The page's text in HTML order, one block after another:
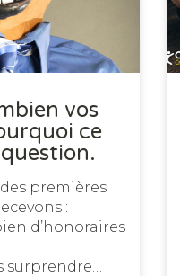
vos
ce
premières
:
d’honoraires
surprendre…